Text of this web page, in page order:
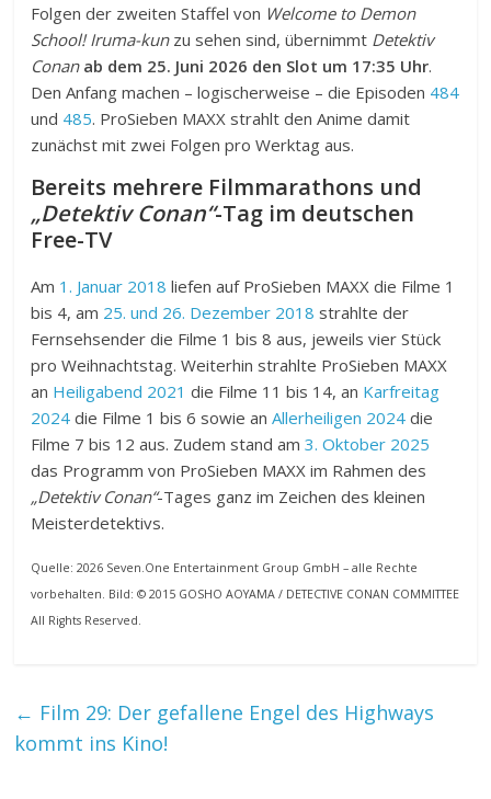
Folgen der zweiten Staffel von Welcome to Demon
School! Iruma-kunzu sehen sind, übernimmt Detektiv
Conan ab dem 25. Juni 2026 den Slot um 17:35 Uhr.
Den Anfang machen – logischerweise – die Episoden 484
und 485. ProSieben MAXX strahlt den Anime damit
zunächst mit zwei Folgen pro Werktag aus.
Bereits mehrere Filmmarathons und
„Detektiv Conan“-Tag im deutschen
Free-TV
Am 1. Januar 2018 liefen auf ProSieben MAXX die Filme 1
bis 4, am 25. und 26. Dezember 2018 strahlte der
Fernsehsender die Filme 1 bis 8 aus, jeweils vier Stück
pro Weihnachtstag. Weiterhin strahlte ProSieben MAXX
an Heiligabend 2021 die Filme 11 bis 14, an Karfreitag
2024 die Filme 1 bis 6 sowie anAllerheiligen 2024 die
Filme 7 bis 12 aus. Zudem stand am3. Oktober 2025
das Programm von ProSieben MAXX im Rahmen des
„Detektiv Conan“-Tages ganz im Zeichen des kleinen
Meisterdetektivs.
Quelle: 2026 Seven.One Entertainment Group GmbH – alle Rechte
vorbehalten. Bild: © 2015 GOSHO AOYAMA / DETECTIVE CONAN COMMITTEE
All Rights Reserved.
← Film 29: Der gefallene Engel des Highways
kommt ins Kino!